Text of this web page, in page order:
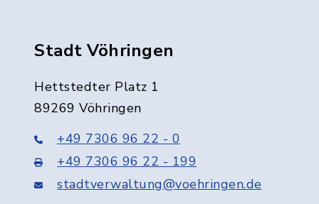
Stadt Vöhringen
Hettstedter Platz 1
89269 Vöhringen
+49 7306 96 22 - 0
+49 7306 96 22 - 199
stadtverwaltung@voehringen.de